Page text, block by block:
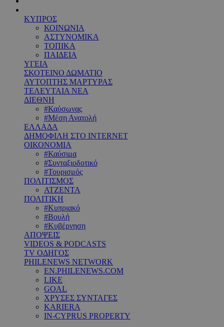
ΚΥΠΡΟΣ
ΚΟΙΝΩΝΙΑ
ΑΣΤΥΝΟΜΙΚΑ
ΤΟΠΙΚΑ
ΠΑΙΔΕΙΑ
ΥΓΕΙΑ
ΣΚΟΤΕΙΝΟ ΔΩΜΑΤΙΟ
ΑΥΤΟΠΤΗΣ ΜΑΡΤΥΡΑΣ
ΤΕΛΕΥΤΑΙΑ ΝΕΑ
ΔΙΕΘΝΗ
#Καύσωνας
#Μέση Ανατολή
ΕΛΛΑΔΑ
ΔΗΜΟΦΙΛΗ ΣΤΟ INTERNET
ΟΙΚΟΝΟΜΙΑ
#Καύσιμα
#Συνταξιοδοτικό
#Τουρισμός
ΠΟΛΙΤΙΣΜΟΣ
ΑΤΖΕΝΤΑ
ΠΟΛΙΤΙΚΗ
#Κυπριακό
#Βουλή
#Κυβέρνηση
ΑΠΟΨΕΙΣ
VIDEOS & PODCASTS
TV ΟΔΗΓΟΣ
PHILENEWS NETWORK
EN.PHILENEWS.COM
LIKE
GOAL
ΧΡΥΣΕΣ ΣΥΝΤΑΓΕΣ
KARIERA
IN-CYPRUS PROPERTY